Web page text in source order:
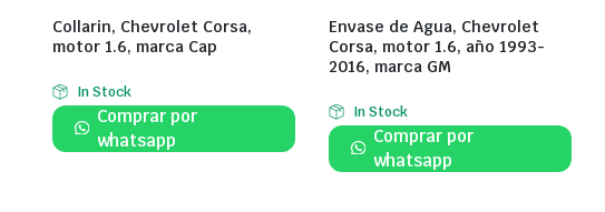
Collarin, Chevrolet Corsa,
motor 1.6, marca Cap
In Stock
Comprar por
whatsapp
Envase de Agua, Chevrolet
Corsa, motor 1.6, año 1993-
2016, marca GM
In Stock
Comprar por
whatsapp